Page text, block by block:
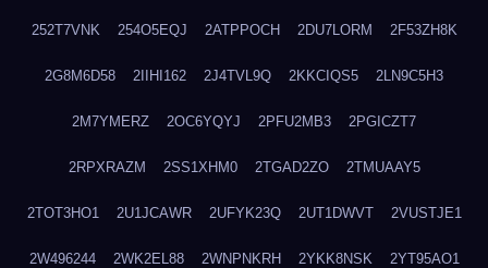
252T7VNK 254O5EQJ 2ATPPOCH 2DU7LORM 2F53ZH8K
2G8M6D58 2IIHI162 2J4TVL9Q 2KKCIQS5 2LN9C5H3
2M7YMERZ 2OC6YQYJ 2PFU2MB3 2PGICZT7
2RPXRAZM 2SS1XHM0 2TGAD2ZO 2TMUAAY5
2TOT3HO1 2U1JCAWR 2UFYK23Q 2UT1DWVT 2VUSTJE1
2W496244 2WK2EL88 2WNPNKRH 2YKK8NSK 2YT95AO1